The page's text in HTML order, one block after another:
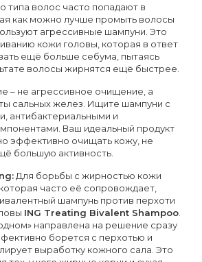
типа волос часто попадают в
как можно лучше промыть волосы
агрессивные шампуни. Это
кожи головы, которая в ответ
ещё больше себума, пытаясь
волосы жирнятся ещё быстрее.
– не агрессивное очищение, а
сальных желез. Ищите шампуни с
антибактериальными и
Ваш идеальный продукт
эффективно очищать кожу, не
большую активность.
Для борьбы с жирностью кожи
часто её сопровождает,
шампунь против перхоти
ING Treating Bivalent Shampoo
направлена на решение сразу
борется с перхотью и
выработку кожного сала. Это